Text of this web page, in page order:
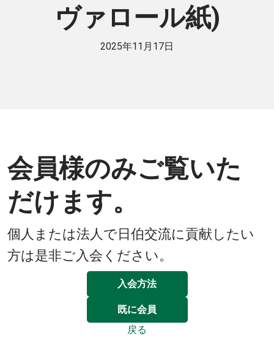
ヴァロール紙)
2025年11月17日
会員様のみご覧いた
だけます。
個人または法人で日伯交流に貢献したい
方は是非ご入会ください。
入会方法
既に会員
戻る